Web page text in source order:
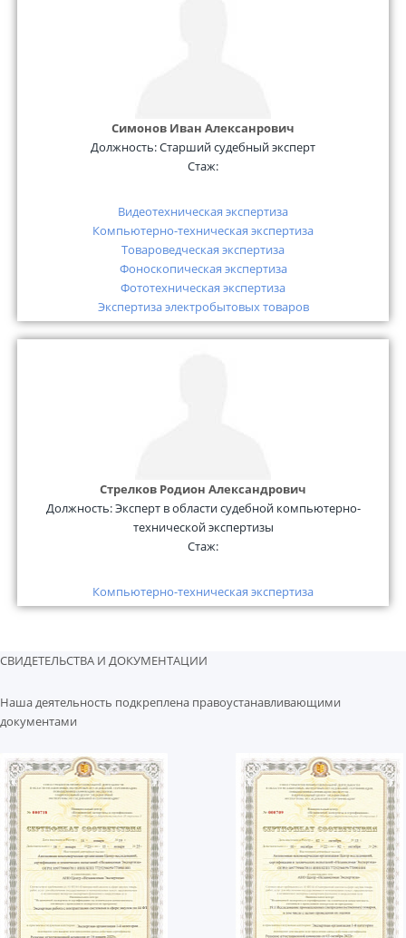
Симонов Иван Алексанрович
Должность:Старший судебный эксперт
Стаж:
Видеотехническая экспертиза
Компьютерно-техническая экспертиза
Товароведческая экспертиза
Фоноскопическая экспертиза
Фототехническая экспертиза
Экспертиза электробытовых товаров
Стрелков Родион Александрович
Должность:Эксперт в области судебной компьютерно-
технической экспертизы
Стаж:
Компьютерно-техническая экспертиза
СВИДЕТЕЛЬСТВА И ДОКУМЕНТАЦИИ
Наша деятельность подкреплена правоустанавливающими
документами